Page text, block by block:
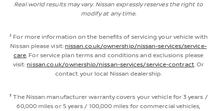
Real world results may vary. Nissan expressly reserves the right to
modify at any time.
² For more information on the benefits of servicing your vehicle with
Nissan please visit: nissan.co.uk/ownership/nissan-services/service-
care. For service plan terms and conditions and exclusions please
visit: nissan.co.uk/ownership/nissan-services/service-contract. Or
contact your local Nissan dealership.
³ The Nissan manufacturer warranty covers your vehicle for 3 years /
60,000 miles or 5 years / 100,000 miles for commercial vehicles,